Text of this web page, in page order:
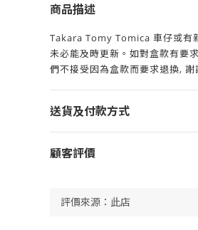
商品描述
Takara Tomy Tomica 車仔或有
未必能及時更新。如對盒款有要
們不接受因為盒款而要求退換, 謝
送貨及付款方式
顧客評價